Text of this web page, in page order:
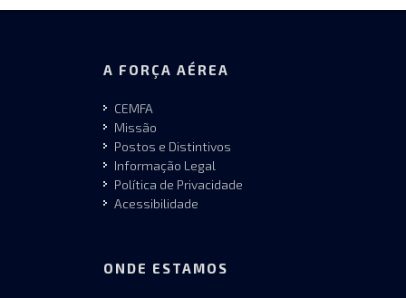
A FORÇA AÉREA
CEMFA
Missão
Postos e Distintivos
Informação Legal
Política de Privacidade
Acessibilidade
ONDE ESTAMOS